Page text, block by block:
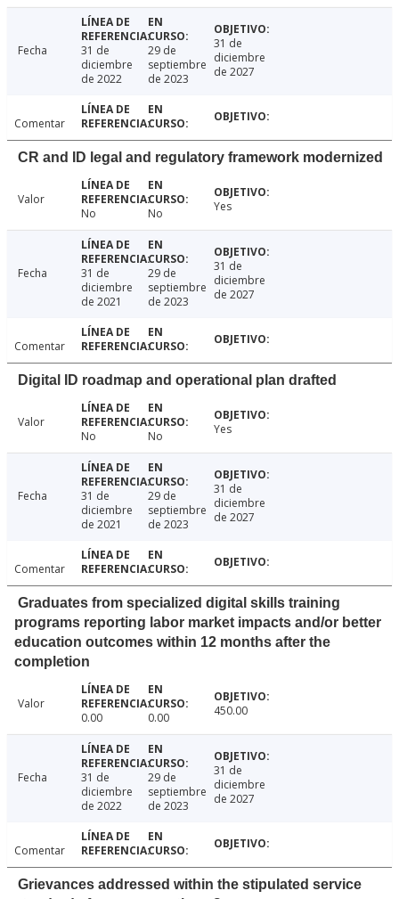
Fecha
31 de
diciembre
de 2022
29 de
septiembre
de 2023
31 de
diciembre
de 2027
Comentar
CR and ID legal and regulatory framework modernized
Valor
No
No Yes
Fecha
31 de
diciembre
de 2021
29 de
septiembre
de 2023
31 de
diciembre
de 2027
Comentar
Digital ID roadmap and operational plan drafted
Valor
No
No Yes
Fecha
31 de
diciembre
de 2021
29 de
septiembre
de 2023
31 de
diciembre
de 2027
Comentar
Graduates from specialized digital skills training
programs reporting labor market impacts and/or better
education outcomes within 12 months after the
completion
Valor
0.00
0.00 450.00
Fecha
31 de
diciembre
de 2022
29 de
septiembre
de 2023
31 de
diciembre
de 2027
Comentar
Grievances addressed within the stipulated service